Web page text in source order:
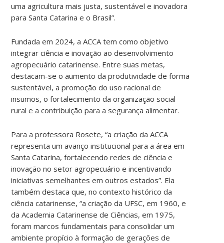
uma agricultura mais justa, sustentável e inovadora
para Santa Catarina e o Brasil”.
Fundada em 2024, a ACCA tem como objetivo
integrar ciência e inovação ao desenvolvimento
agropecuário catarinense. Entre suas metas,
destacam-se o aumento da produtividade de forma
sustentável, a promoção do uso racional de
insumos, o fortalecimento da organização social
rural e a contribuição para a segurança alimentar.
Para a professora Rosete, “a criação da ACCA
representa um avanço institucional para a área em
Santa Catarina, fortalecendo redes de ciência e
inovação no setor agropecuário e incentivando
iniciativas semelhantes em outros estados”. Ela
também destaca que, no contexto histórico da
ciência catarinense, “a criação da UFSC, em 1960, e
da Academia Catarinense de Ciências, em 1975,
foram marcos fundamentais para consolidar um
ambiente propício à formação de gerações de